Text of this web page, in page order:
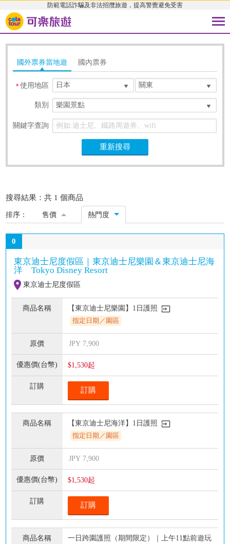
防範電話詐騙及非法招攬旅遊，提高警覺避免受害
國外票券當地遊 國內票券
* 使用地區 日本 關東
類別 樂園景點
關鍵字查詢
重新搜尋
搜尋結果：共 1 個商品
排序： 售價 熱門度
0
東京迪士尼度假區｜東京迪士尼樂園＆東京迪士尼海
洋 Tokyo Disney Resort
東京迪士尼度假區
【東京迪士尼樂園】1日護照
指定日期／園區
JPY 7,900
$1,530起
訂購
【東京迪士尼海洋】1日護照
指定日期／園區
JPY 7,900
$1,530起
訂購
一日跨園護照（期間限定）｜上午11點前遊玩